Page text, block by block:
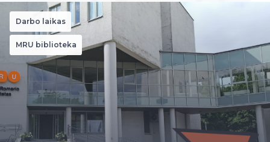
Darbo laikas
MRU biblioteka